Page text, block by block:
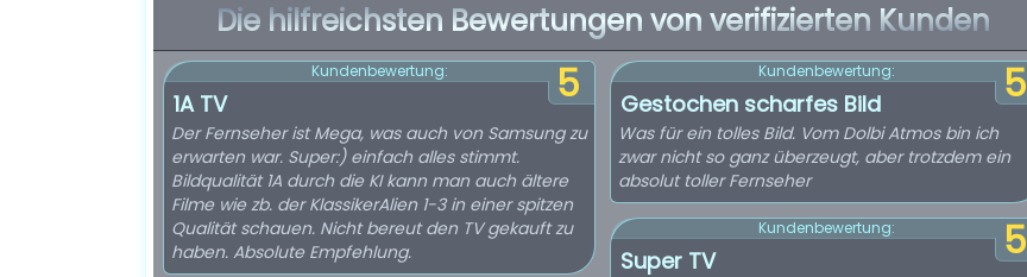
Die hilfreichsten Bewertungen von verifizierten Kunden
5
Kundenbewertung:
1A TV
Der Fernseher ist Mega, was auch von Samsung zu
erwarten war. Super:) einfach alles stimmt.
Bildqualität 1A durch die KI kann man auch ältere
Filme wie zb. der KlassikerAlien 1-3 in einer spitzen
Qualität schauen. Nicht bereut den TV gekauft zu
haben. Absolute Empfehlung.
5
Kundenbewertung:
Gestochen scharfes Bild
Was für ein tolles Bild. Vom Dolbi Atmos bin ich
zwar nicht so ganz überzeugt, aber trotzdem ein
absolut toller Fernseher
5
Kundenbewertung:
Super TV